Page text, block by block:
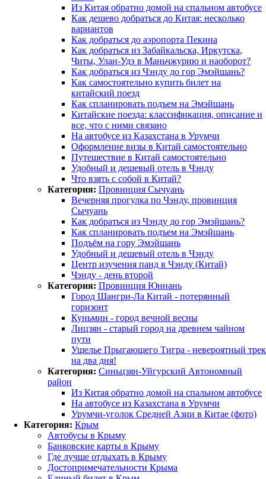
Из Китая обратно домой на спальном автобусе
Как дешево добраться до Китая: несколько
вариантов
Как добраться до аэропорта Пекина
Как добраться из Забайкальска, Иркутска,
Читы, Улан-Удэ в Маньчжурию и наоборот?
Как добраться из Чэнду до гор Эмэйшань?
Как самостоятельно купить билет на
китайский поезд
Как спланировать подъем на Эмэйшань
Китайские поезда: классификация, описание и
все, что с ними связано
На автобусе из Казахстана в Урумчи
Оформление визы в Китай самостоятельно
Путешествие в Китай самостоятельно
Удобный и дешевый отель в Чэнду
Что взять с собой в Китай?
Категория: Провинция Сычуань
Вечерняя прогулка по Чэнду, провинция
Сычуань
Как добраться из Чэнду до гор Эмэйшань?
Как спланировать подъем на Эмэйшань
Подъём на гору Эмэйшань
Удобный и дешевый отель в Чэнду
Центр изучения панд в Чэнду (Китай)
Чэнду - день второй
Категория: Провинция Юннань
Город Шангри-Ла Китай - потерянный
горизонт
Куньмин - город вечной весны
Лицзян - старый город на древнем чайном
пути
Ущелье Прыгающего Тигра - невероятный трек
на два дня!
Категория: Синьцзян-Уйгурский Автономный
район
Из Китая обратно домой на спальном автобусе
На автобусе из Казахстана в Урумчи
Урумчи-уголок Средней Азии в Китае (фото)
Категория: Крым
Автобусы в Крыму
Банковские карты в Крыму
Где лучше отдыхать в Крыму
Достопримечательности Крыма